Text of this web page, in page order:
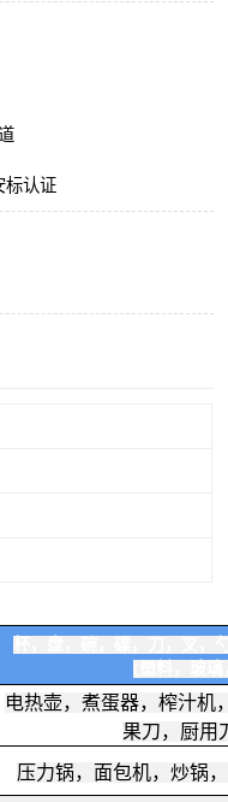
标认证
电热壶，煮蛋器，榨汁机
果刀，厨用
压力锅，面包机，炒锅